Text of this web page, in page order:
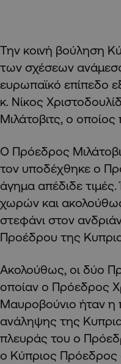
Την κοινή βούληση
των σχέσεων
ευρωπαϊκό επίπεδο
κ. Νίκος
Μιλάτοβιτς, ο
Ο Πρόεδρος
τον υποδέχθηκε ο
άγημα απέδιδε
χωρών και
στεφάνι στον
Προέδρου της
Ακολούθως, οι δύο
οποίαν ο Πρόεδρος
Μαυροβούνιο ήταν η
ανάληψης της
πλευράς του ο
ο Κύπριος Πρόεδρος